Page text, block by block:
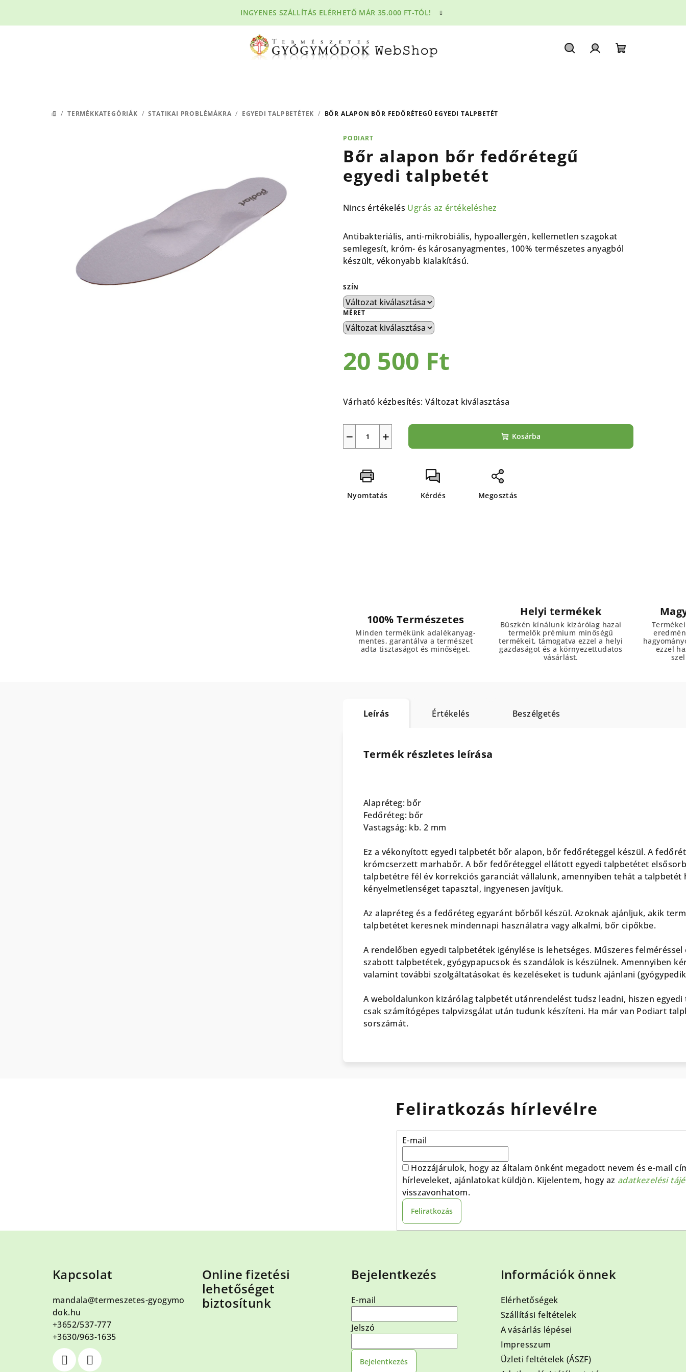
INGYENES SZÁLLÍTÁS ELÉRHETŐ MÁR 35.000 FT-TÓL!
KEZDŐLAP
/ TERMÉKKATEGÓRIÁK / STATIKAI PROBLÉMÁKRA / EGYEDI TALPBETÉTEK / BŐR ALAPON BŐR FEDŐRÉTEGŰ EGYEDI TALPBETÉT
PODIART
Bőr alapon bőr fedőrétegű
egyedi talpbetét
A
átlagos
értékelése
5-
0,0
csillag.
Nincs értékelés Ugrás az értékeléshez
Antibakteriális, anti-mikrobiális, hypoallergén, kellemetlen szagokat
semlegesít, króm- és károsanyagmentes, 100% természetes anyagból
készült, vékonyabb kialakítású.
SZÍN
MÉRET
20 500 Ft
Várható kézbesítés: Változat kiválasztása
+
− Kosárba
Nyomtatás Kérdés Megosztás
100% Természetes
Minden termékünk adalékanyag-
mentes, garantálva a természet
adta tisztaságot és minőséget.
Helyi termékek
Büszkén kínálunk kizárólag hazai
termelők prémium minőségű
termékeit, támogatva ezzel a helyi
gazdaságot és a környezettudatos
vásárlást.
ezzel
Leírás Értékelés Beszélgetés
Termék részletes leírása
Alapréteg: bőr
Fedőréteg: bőr
Vastagság: kb. 2 mm
Ez a vékonyított egyedi talpbetét bőr alapon, bőr fedőréteggel készül. A
krómcserzett marhabőr. A bőr fedőréteggel ellátott egyedi talpbetétet
talpbetétre fél év korrekciós garanciát vállalunk, amennyiben tehát a
kényelmetlenséget tapasztal, ingyenesen javítjuk.
Az alapréteg és a fedőréteg egyaránt bőrből készül. Azoknak ajánljuk, akik
talpbetétet keresnek mindennapi használatra vagy alkalmi, bőr cipőkbe.
A rendelőben egyedi talpbetétek igénylése is lehetséges. Műszeres
szabott talpbetétek, gyógypapucsok és szandálok is készülnek. Amennyiben
valamint további szolgáltatásokat és kezeléseket is tudunk ajánlani
A weboldalunkon kizárólag talpbetét utánrendelést tudsz leadni, hiszen
csak számítógépes talpvizsgálat után tudunk készíteni. Ha már van Podiart
sorszámát.
Feliratkozás hírlevélre
E-mail
Hozzájárulok, hogy az általam önként megadott nevem és e-mail
hírleveleket, ajánlatokat küldjön. Kijelentem, hogy az adatkezelési
visszavonhatom.
Feliratkozás
Kapcsolat
mandala@termeszetes-gyogymo
dok.hu
+3652/537-777
+3630/963-1635
Online fizetési
lehetőséget
biztosítunk
Bejelentkezés
E-mail
Jelszó
Bejelentkezés
Információk önnek
Elérhetőségek
Szállítási feltételek
A vásárlás lépései
Impresszum
Üzleti feltételek (ÁSZF)